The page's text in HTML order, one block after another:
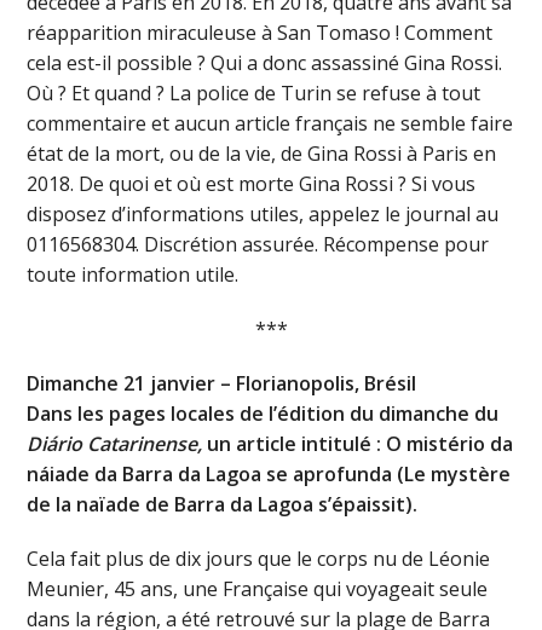
réapparition miraculeuse à San Tomaso ! Comment
cela est-il possible ? Qui a donc assassiné Gina Rossi.
Où ? Et quand ? La police de Turin se refuse à tout
commentaire et aucun article français ne semble faire
état de la mort, ou de la vie, de Gina Rossi à Paris en
2018. De quoi et où est morte Gina Rossi ? Si vous
disposez d’informations utiles, appelez le journal au
0116568304. Discrétion assurée. Récompense pour
toute information utile.
***
Dimanche 21 janvier – Florianopolis, Brésil
Dans les pages locales de l’édition du dimanche du
Diário Catarinense, un article intitulé : O mistério da
náiade da Barra da Lagoa se aprofunda (Le mystère
de la naïade de Barra da Lagoa s’épaissit).
Cela fait plus de dix jours que le corps nu de Léonie
Meunier, 45 ans, une Française qui voyageait seule
dans la région, a été retrouvé sur la plage de Barra